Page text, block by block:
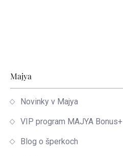
Zápätie
Majya
Novinky v Majya
VIP program MAJYA Bonus+
Blog o šperkoch